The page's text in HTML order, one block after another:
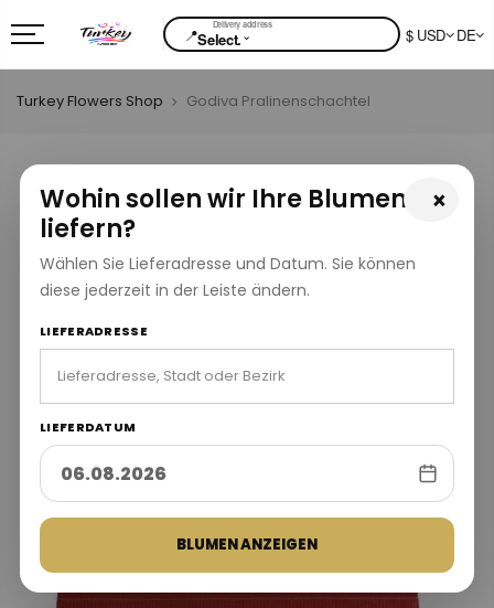
📍Select.⌄ $ USD DE
×
Wohin sollen wir Ihre Blumen
liefern?
Wählen Sie Lieferadresse und Datum. Sie können
diese jederzeit in der Leiste ändern.
LIEFERADRESSE
LIEFERDATUM
BLUMEN ANZEIGEN
Turkey Flowers Shop Godiva Pralinenschachtel